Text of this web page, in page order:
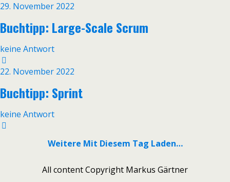
29. November 2022
Buchtipp: Large-Scale Scrum
keine Antwort
22. November 2022
Buchtipp: Sprint
keine Antwort
Weitere Mit Diesem Tag Laden…
All content Copyright Markus Gärtner